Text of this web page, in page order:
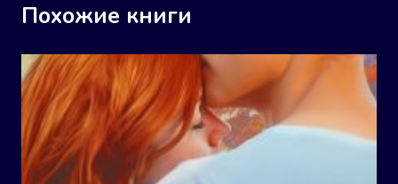
Похожие книги